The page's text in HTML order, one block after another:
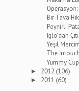
Bir Tava
Peynirli
Iglo'dan
Yeşil
The
Yummy
► 2012 (106)
► 2011 (60)